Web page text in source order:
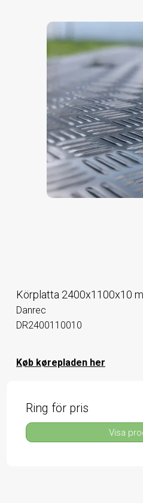
Körplatta 2400x1100x10
Danrec
DR2400110010
Køb kørepladen her
Ring för pris
Visa